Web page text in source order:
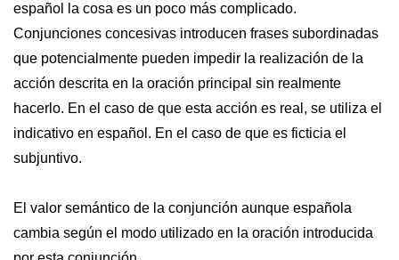
español la cosa es un poco más complicado.
Conjunciones concesivas introducen frases subordinadas
que potencialmente pueden impedir la realización de la
acción descrita en la oración principal sin realmente
hacerlo. En el caso de que esta acción es real, se utiliza el
indicativo en español. En el caso de que es ficticia el
subjuntivo.
El valor semántico de la conjunción aunque española
cambia según el modo utilizado en la oración introducida